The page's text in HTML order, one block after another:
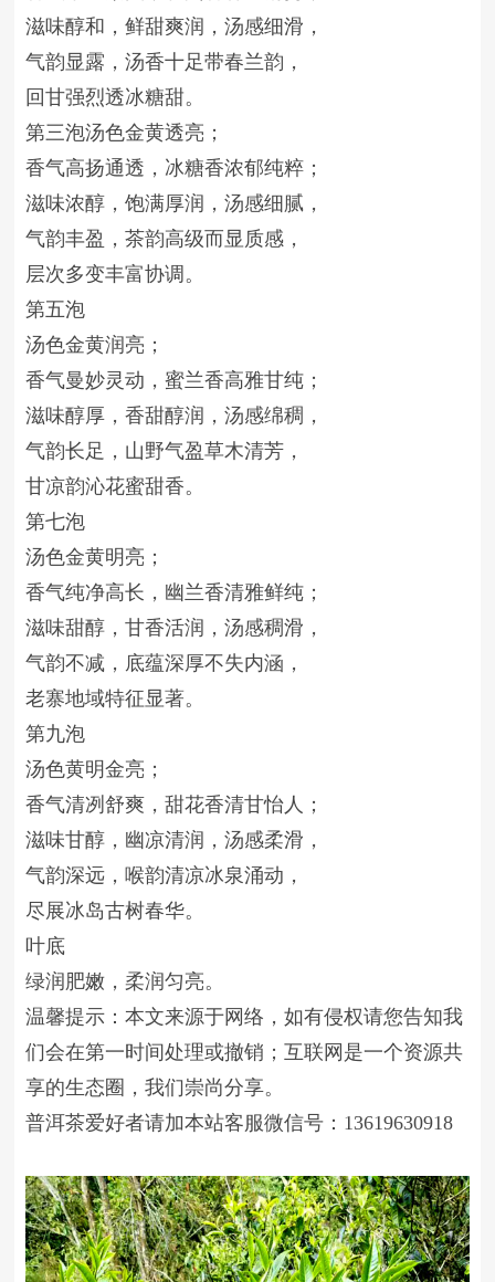
滋味醇和，鲜甜爽润，汤感细滑，
气韵显露，汤香十足带春兰韵，
回甘强烈透冰糖甜。
第三泡汤色金黄透亮；
香气高扬通透，冰糖香浓郁纯粹；
滋味浓醇，饱满厚润，汤感细腻，
气韵丰盈，茶韵高级而显质感，
层次多变丰富协调。
第五泡
汤色金黄润亮；
香气曼妙灵动，蜜兰香高雅甘纯；
滋味醇厚，香甜醇润，汤感绵稠，
气韵长足，山野气盈草木清芳，
甘凉韵沁花蜜甜香。
第七泡
汤色金黄明亮；
香气纯净高长，幽兰香清雅鲜纯；
滋味甜醇，甘香活润，汤感稠滑，
气韵不减，底蕴深厚不失内涵，
老寨地域特征显著。
第九泡
汤色黄明金亮；
香气清冽舒爽，甜花香清甘怡人；
滋味甘醇，幽凉清润，汤感柔滑，
气韵深远，喉韵清凉冰泉涌动，
尽展冰岛古树春华。
叶底
绿润肥嫩，柔润匀亮。
温馨提示：本文来源于网络，如有侵权请您告知我
们会在第一时间处理或撤销；互联网是一个资源共
享的生态圈，我们崇尚分享。
普洱茶爱好者请加本站客服微信号：13619630918